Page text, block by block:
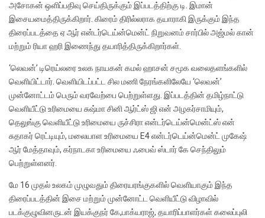
அசோகன் ஒளிப்பதிவு செய்திருக்கும் இப்படத்திற்கு டி. இமான்
இசையமைத்திருக்கிறார். கிரைம் திரில்லராக தயாராகி இருக்கும் இந்த
திரைப்படத்தை ஏ ஆர் என்டர்டெய்ன்மென்ட் நிறுவனம் சார்பில் அஜ்மல் கான்
மற்றும் ரியா ஹரி இணைந்து தயாரித்திருக்கிறார்கள்.
‘லெவன்’ டிரெய்லரை உலக நாயகன் கமல் ஹாசன் சமூக வலைதளங்களில்
வெளியிட்டார். வெளியிடப்பட்ட சில மணி நேரங்களிலேயே ‘லெவன்’
முன்னோட்டம் பெரும் வரவேற்பை பெற்றுள்ளது. இப்படத்தின் தமிழ்நாட்டு
வெளியீட்டு உரிமையை சுஷ்மா சினி ஆர்ட்ஸ் ஜி என் அழகர்சாமியும்,
தெலுங்கு வெளியீட்டு உரிமையை ருச்சிரா என்டர்டெய்ன்மென்ட்ஸ் என்
சுதாகர் ரெட்டியும், மலையாள உரிமையை E4 என்டர்டெய்ன்மென்ட் முகேஷ்
ஆர் மேத்தாவும், கர்நாடகா உரிமையை ஃபைவ் ஸ்டார் கே செந்திலும்
பெற்றுள்ளனர்.
மே 16 முதல் உலகம் முழுவதும் திரையரங்குகளில் வெளியாகும் இந்த
திரைப்படத்தின் இசை மற்றும் முன்னோட்ட வெளியீட்டு விழாவில்
படக்குழுவினருடன் இயக்குநர் கே,பாக்யராஜ், தயாரிப்பாளர்கள் கலைப்புலி